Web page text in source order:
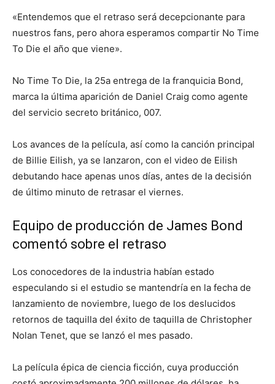
«Entendemos que el retraso será decepcionante para
nuestros fans, pero ahora esperamos compartir No Time
To Die el año que viene».
No Time To Die, la 25a entrega de la franquicia Bond,
marca la última aparición de Daniel Craig como agente
del servicio secreto británico, 007.
Los avances de la película, así como la canción principal
de Billie Eilish, ya se lanzaron, con el video de Eilish
debutando hace apenas unos días, antes de la decisión
de último minuto de retrasar el viernes.
Equipo de producción de James Bond
comentó sobre el retraso
Los conocedores de la industria habían estado
especulando si el estudio se mantendría en la fecha de
lanzamiento de noviembre, luego de los deslucidos
retornos de taquilla del éxito de taquilla de Christopher
Nolan Tenet, que se lanzó el mes pasado.
La película épica de ciencia ficción, cuya producción